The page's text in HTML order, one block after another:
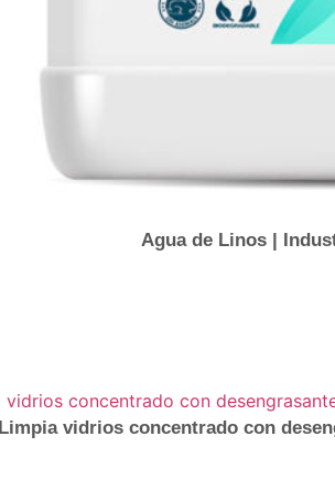
Agua de Linos |
Limpia vidrios concentrado con